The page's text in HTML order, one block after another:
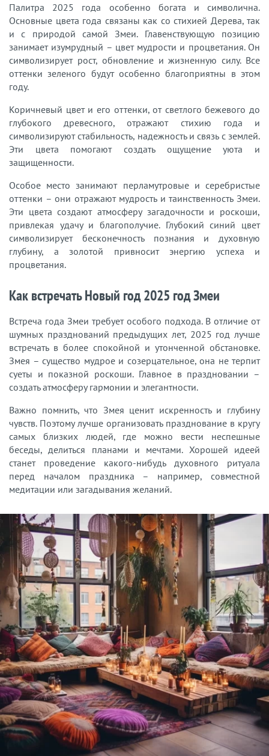
Палитра 2025 года особенно богата и символична.
Основные цвета года связаны как со стихией Дерева, так
и с природой самой Змеи. Главенствующую позицию
занимает изумрудный – цвет мудрости и процветания. Он
символизирует рост, обновление и жизненную силу. Все
оттенки зеленого будут особенно благоприятны в этом
году.
Коричневый цвет и его оттенки, от светлого бежевого до
глубокого древесного, отражают стихию года и
символизируют стабильность, надежность и связь с землей.
Эти цвета помогают создать ощущение уюта и
защищенности.
Особое место занимают перламутровые и серебристые
оттенки – они отражают мудрость и таинственность Змеи.
Эти цвета создают атмосферу загадочности и роскоши,
привлекая удачу и благополучие. Глубокий синий цвет
символизирует бесконечность познания и духовную
глубину, а золотой привносит энергию успеха и
процветания.
Как встречать Новый год 2025 год Змеи
Встреча года Змеи требует особого подхода. В отличие от
шумных празднований предыдущих лет, 2025 год лучше
встречать в более спокойной и утонченной обстановке.
Змея – существо мудрое и созерцательное, она не терпит
суеты и показной роскоши. Главное в праздновании –
создать атмосферу гармонии и элегантности.
Важно помнить, что Змея ценит искренность и глубину
чувств. Поэтому лучше организовать празднование в кругу
самых близких людей, где можно вести неспешные
беседы, делиться планами и мечтами. Хорошей идеей
станет проведение какого-нибудь духовного ритуала
перед началом праздника – например, совместной
медитации или загадывания желаний.